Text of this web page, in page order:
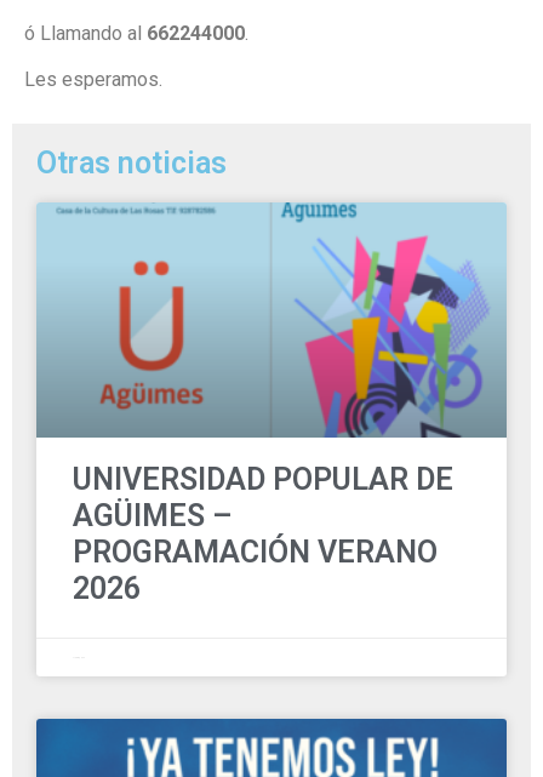
ó Llamando al 662244000
Les esperamos.
Otras noticias
UNIVERSIDAD POPULAR DE
AGÜIMES –
PROGRAMACIÓN VERANO
2026